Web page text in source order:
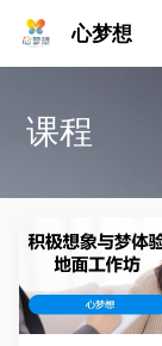
心梦想
课程